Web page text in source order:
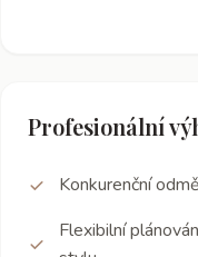
Profesionální
Konkurenční
Flexibilní